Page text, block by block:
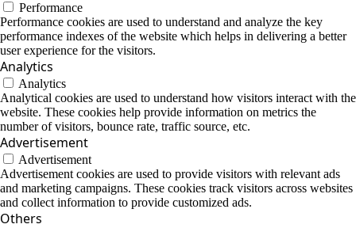
Performance
Performance cookies are used to understand and analyze the key
performance indexes of the website which helps in delivering a better
user experience for the visitors.
Analytics
Analytics
Analytical cookies are used to understand how visitors interact with the
website. These cookies help provide information on metrics the
number of visitors, bounce rate, traffic source, etc.
Advertisement
Advertisement
Advertisement cookies are used to provide visitors with relevant ads
and marketing campaigns. These cookies track visitors across websites
and collect information to provide customized ads.
Others